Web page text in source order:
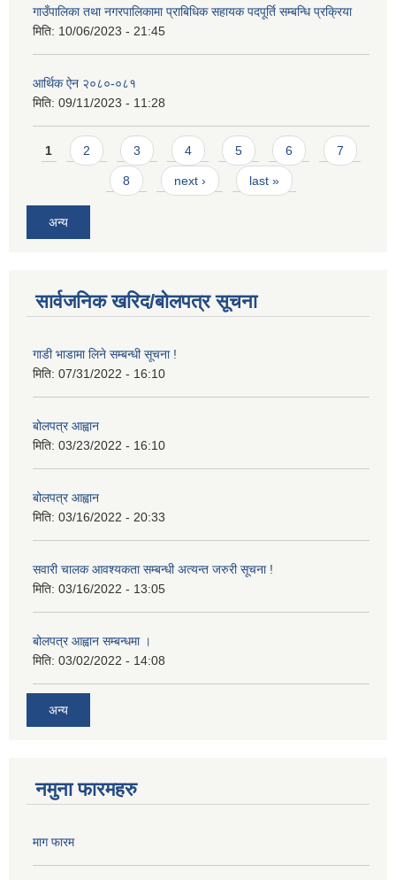
गाउँपालिका तथा नगरपालिकामा प्राबिधिक सहायक पदपूर्ति सम्बन्धि प्रक्रिया
मिति: 10/06/2023 - 21:45
आर्थिक ऐन २०८०-०८१
मिति: 09/11/2023 - 11:28
Pages
1 2 3 4 5 6 7
8 next › last »
अन्य
सार्वजनिक खरिद/बोलपत्र सूचना
गाडी भाडामा लिने सम्बन्धी सूचना !
मिति: 07/31/2022 - 16:10
बोलपत्र आह्वान
मिति: 03/23/2022 - 16:10
बोलपत्र आह्वान
मिति: 03/16/2022 - 20:33
सवारी चालक आवश्यकता सम्बन्धी अत्यन्त जरुरी सूचना !
मिति: 03/16/2022 - 13:05
बोलपत्र आह्वान सम्बन्धमा ।
मिति: 03/02/2022 - 14:08
अन्य
नमुना फारमहरु
माग फारम